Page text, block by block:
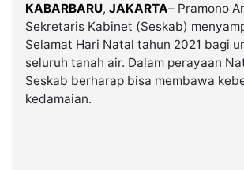
Kabarbaru.co
2026
KABARBARU, JAKARTA– Pramono
Sekretaris Kabinet (Seskab)
Selamat Hari Natal tahun 2021 bagi
seluruh tanah air. Dalam perayaan
Seskab berharap bisa membawa
kedamaian.